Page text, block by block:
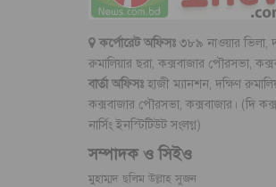
কর্পোরেট অফিসঃ৩৮৯ নাওয়ার ভিলা,
রুমালিয়ার ছরা, কক্সবাজার পৌরসভা,
বার্তা অফিসঃ হাজী ম্যানশন, দক্ষিণ
কক্সবাজার পৌরসভা, কক্সবাজার। (দি
নার্সিং ইনস্টিটিউট সংলগ্ন)
সম্পাদক ও সিইও
মুহাম্মদ ছলিম উল্লাহ সুজন